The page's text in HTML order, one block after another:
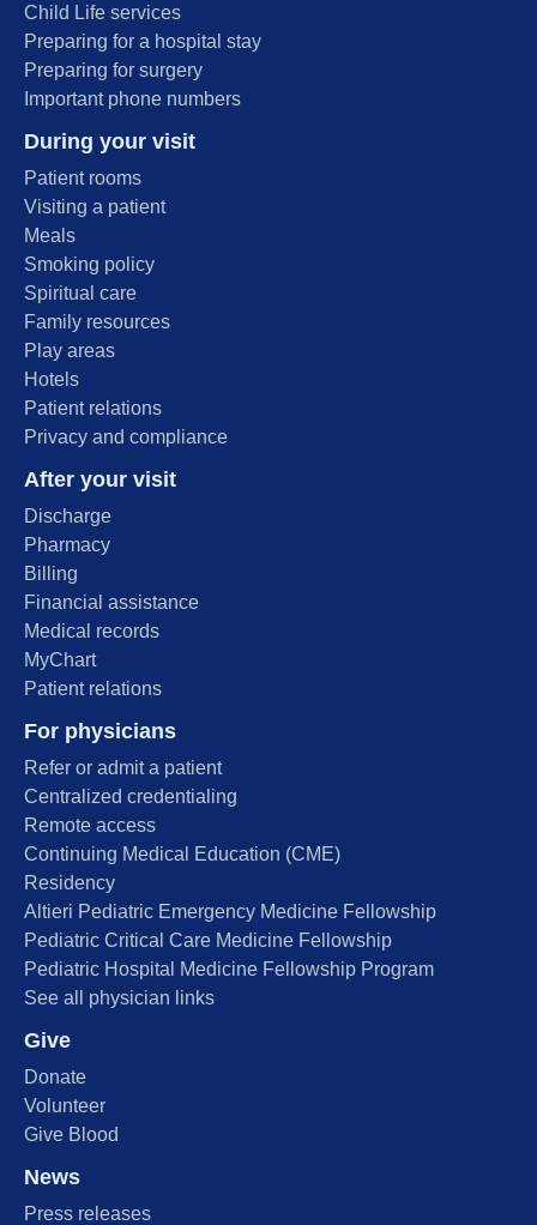
Child Life services
Preparing for a hospital stay
Preparing for surgery
Important phone numbers
During your visit
Patient rooms
Visiting a patient
Meals
Smoking policy
Spiritual care
Family resources
Play areas
Hotels
Patient relations
Privacy and compliance
After your visit
Discharge
Pharmacy
Billing
Financial assistance
Medical records
MyChart
Patient relations
For physicians
Refer or admit a patient
Centralized credentialing
Remote access
Continuing Medical Education (CME)
Residency
Altieri Pediatric Emergency Medicine Fellowship
Pediatric Critical Care Medicine Fellowship
Pediatric Hospital Medicine Fellowship Program
See all physician links
Give
Donate
Volunteer
Give Blood
News
Press releases